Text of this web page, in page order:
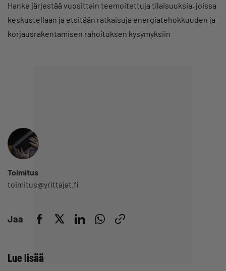
Hanke järjestää vuosittain teemoitettuja tilaisuuksia, joissa
keskustellaan ja etsitään ratkaisuja energiatehokkuuden ja
korjausrakentamisen rahoituksen kysymyksiin
Toimitus
toimitus@yrittajat.fi
Jaa
Lue lisää